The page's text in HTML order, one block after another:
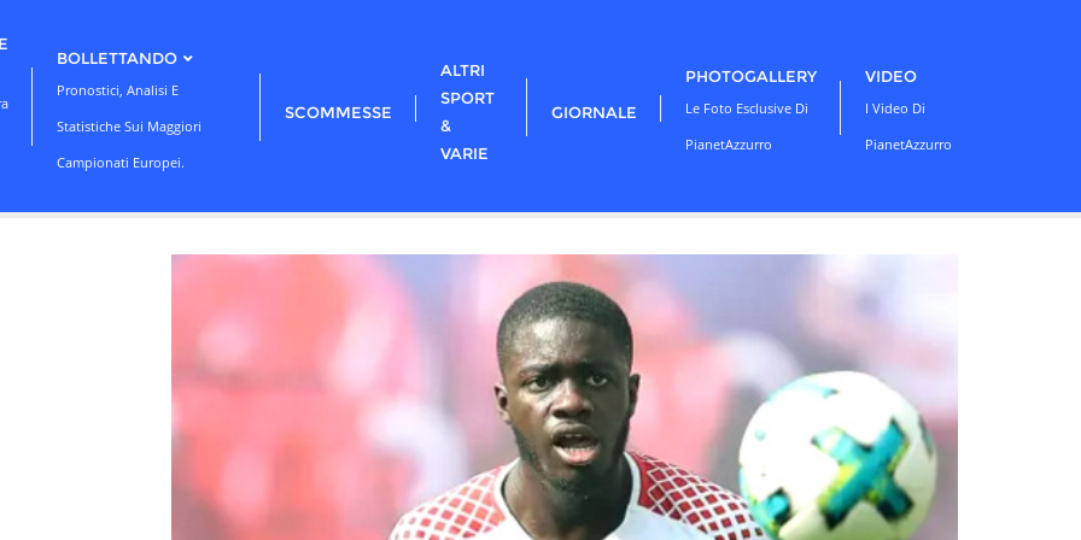
BOLLETTANDO
Pronostici, Analisi E
Statistiche Sui Maggiori
Campionati Europei.
SCOMMESSE
ALTRI
SPORT
&
VARIE
GIORNALE
PHOTOGALLERY
Le Foto Esclusive Di
PianetAzzurro
VIDEO
I Video Di
PianetAzzurro